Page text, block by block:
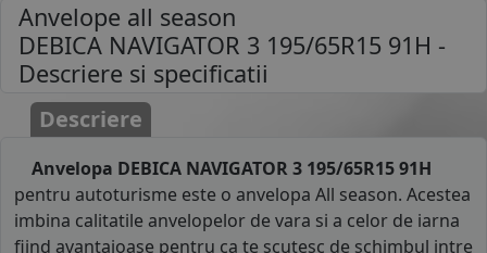
Anvelope all season
DEBICA NAVIGATOR 3 195/65R15 91H -
Descriere si specificatii
Descriere
Anvelopa DEBICA NAVIGATOR 3 195/65R15 91H
pentru autoturisme este o anvelopa All season. Acestea
imbina calitatile anvelopelor de vara si a celor de iarna
fiind avantajoase pentru ca te scutesc de schimbul intre